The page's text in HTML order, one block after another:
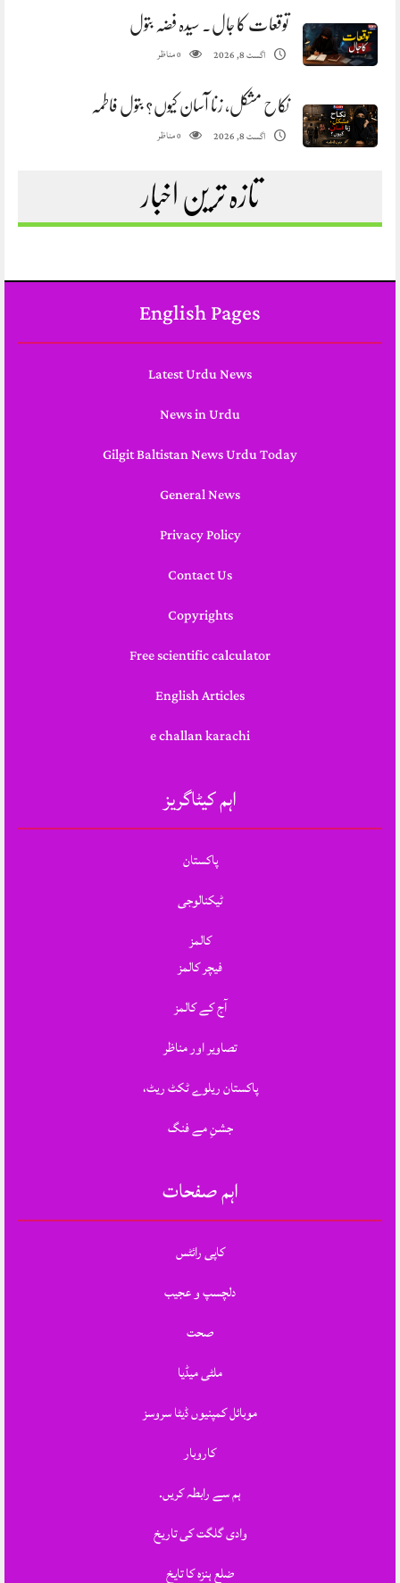
توقعات کا جال. سیدہ فضہ بتول
اگست 8, 2026 0مناظر
نکاح مشکل، زنا آسان کیوں؟ بتول فاطمہ
اگست 8, 2026 0مناظر
تازہ ترین اخبار
English Pages
Latest Urdu News
News in Urdu
Gilgit Baltistan News Urdu Today
General News
Privacy Policy
Contact Us
Copyrights
Free scientific calculator
English Articles
e challan karachi
اہم کیٹاگریز
پاکستان
ٹیکنالوجی
کالمز
فیچر کالمز
آج کے کالمز
تصاویر اور مناظر
پاکستان ریلوے ٹکٹ ریٹ،
جشنِ مے فنگ
اہم صفحات
کاپی رائٹس
دلچسپ و عجیب
صحت
ملٹی میڈیا
موبائل کمپنیوں ڈیٹا سروسز
کاروبار
ہم سے رابطہ کریں.
وادی گلگت کی تاریخ
ضلع ہنزہ کا تایخ